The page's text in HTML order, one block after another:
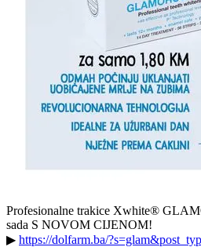
Profesionalne trakice Xwhite®
sada S NOVOM CIJENOM!
▶ https://dolfarm.ba/